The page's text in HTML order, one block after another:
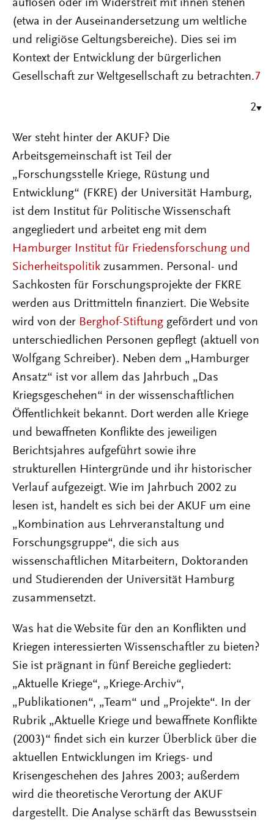
auflösen oder im Widerstreit mit ihnen stehen
(etwa in der Auseinandersetzung um weltliche
und religiöse Geltungsbereiche). Dies sei im
Kontext der Entwicklung der bürgerlichen
Gesellschaft zur Weltgesellschaft zu betrachten.7
2
Wer steht hinter der AKUF? Die
Arbeitsgemeinschaft ist Teil der
„Forschungsstelle Kriege, Rüstung und
Entwicklung“ (FKRE) der Universität Hamburg,
ist dem Institut für Politische Wissenschaft
angegliedert und arbeitet eng mit dem
Hamburger Institut für Friedensforschung und
Sicherheitspolitik zusammen. Personal- und
Sachkosten für Forschungsprojekte der FKRE
werden aus Drittmitteln finanziert. Die Website
wird von der Berghof-Stiftung gefördert und von
unterschiedlichen Personen gepflegt (aktuell von
Wolfgang Schreiber). Neben dem „Hamburger
Ansatz“ ist vor allem das Jahrbuch „Das
Kriegsgeschehen“ in der wissenschaftlichen
Öffentlichkeit bekannt. Dort werden alle Kriege
und bewaffneten Konflikte des jeweiligen
Berichtsjahres aufgeführt sowie ihre
strukturellen Hintergründe und ihr historischer
Verlauf aufgezeigt. Wie im Jahrbuch 2002 zu
lesen ist, handelt es sich bei der AKUF um eine
„Kombination aus Lehrveranstaltung und
Forschungsgruppe“, die sich aus
wissenschaftlichen Mitarbeitern, Doktoranden
und Studierenden der Universität Hamburg
zusammensetzt.
Was hat die Website für den an Konflikten und
Kriegen interessierten Wissenschaftler zu bieten?
Sie ist prägnant in fünf Bereiche gegliedert:
„Aktuelle Kriege“, „Kriege-Archiv“,
„Publikationen“, „Team“ und „Projekte“. In der
Rubrik „Aktuelle Kriege und bewaffnete Konflikte
(2003)“ findet sich ein kurzer Überblick über die
aktuellen Entwicklungen im Kriegs- und
Krisengeschehen des Jahres 2003; außerdem
wird die theoretische Verortung der AKUF
dargestellt. Die Analyse schärft das Bewusstsein